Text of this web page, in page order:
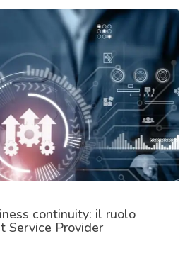
continuity: il ruolo
Service Provider